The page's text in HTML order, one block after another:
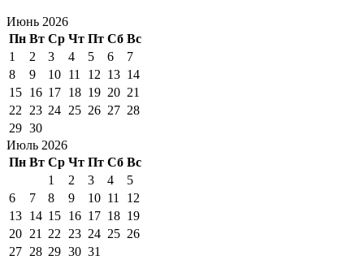
Июнь 2026
Пн Вт Ср Чт Пт Сб Вс
1
2 3 4 5 6
7
8
9 10 11 12 13 14
15 16 17 18 19 20 21
22
23 24 25 26 27 28
29 30
Июль 2026
Пн Вт Ср Чт Пт Сб Вс
1
2 3 4
5
6
7 8 9 10 11
12
13 14 15 16 17 18 19
20 21 22 23 24 25 26
27 28 29 30 31